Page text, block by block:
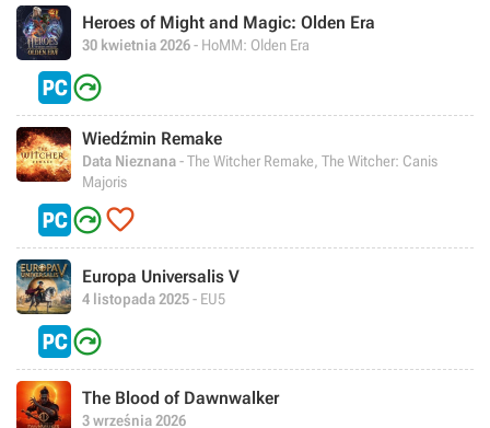
Heroes of Might and Magic: Olden Era
30 kwietnia 2026- HoMM: Olden Era

Wiedźmin Remake
Data Nieznana- The Witcher Remake, The Witcher: Canis
Majoris

Europa Universalis V
4 listopada 2025- EU5

The Blood of Dawnwalker
3 września 2026